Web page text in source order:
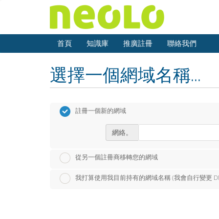
首頁 知識庫 推廣註冊 聯絡我們
選擇一個網域名稱...
註冊一個新的網域
網絡。
從另一個註冊商移轉您的網域
我打算使用我目前持有的網域名稱 (我會自行變更